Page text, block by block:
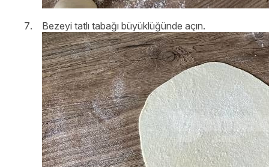
Bezeyi tatlı tabağı büyüklüğünde açın.